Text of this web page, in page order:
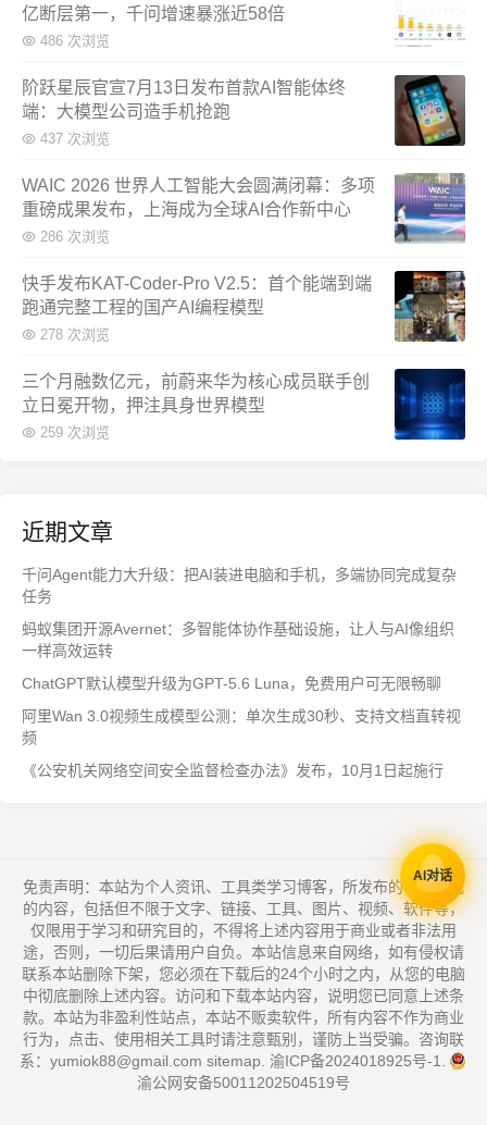
亿断层第一，千问增速暴涨近58倍
486 次浏览
阶跃星辰官宣7月13日发布首款AI智能体终
端：大模型公司造手机抢跑
437 次浏览
WAIC 2026 世界人工智能大会圆满闭幕：多项
重磅成果发布，上海成为全球AI合作新中心
286 次浏览
快手发布KAT-Coder-Pro V2.5：首个能端到端
跑通完整工程的国产AI编程模型
278 次浏览
三个月融数亿元，前蔚来华为核心成员联手创
立日冕开物，押注具身世界模型
259 次浏览
近期文章
千问Agent能力大升级：把AI装进电脑和手机，多端协同完成复杂
任务
蚂蚁集团开源Avernet：多智能体协作基础设施，让人与AI像组织
一样高效运转
ChatGPT默认模型升级为GPT-5.6 Luna，免费用户可无限畅聊
阿里Wan 3.0视频生成模型公测：单次生成30秒、支持文档直转视
频
《公安机关网络空间安全监督检查办法》发布，10月1日起施行
免责声明：本站为个人资讯、工具类学习博客，所发布的一切形式
的内容，包括但不限于文字、链接、工具、图片、视频、软件等，
仅限用于学习和研究目的，不得将上述内容用于商业或者非法用
途，否则，一切后果请用户自负。本站信息来自网络，如有侵权请
联系本站删除下架，您必须在下载后的24个小时之内，从您的电脑
中彻底删除上述内容。访问和下载本站内容，说明您已同意上述条
款。本站为非盈利性站点，本站不贩卖软件，所有内容不作为商业
行为，点击、使用相关工具时请注意甄别，谨防上当受骗。咨询联
系：yumiok88@gmail.com sitemap 渝ICP备2024018925号-1
渝公网安备50011202504519号
AI对话